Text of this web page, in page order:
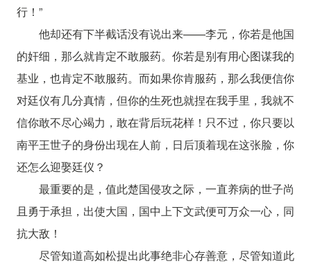
行！”
他却还有下半截话没有说出来——李元，你若是他国
的奸细，那么就肯定不敢服药。你若是别有用心图谋我的
基业，也肯定不敢服药。而如果你肯服药，那么我便信你
对廷仪有几分真情，但你的生死也就捏在我手里，我就不
信你敢不尽心竭力，敢在背后玩花样！只不过，你只要以
南平王世子的身份出现在人前，日后顶着现在这张脸，你
还怎么迎娶廷仪？
最重要的是，值此楚国侵攻之际，一直养病的世子尚
且勇于承担，出使大国，国中上下文武便可万众一心，同
抗大敌！
尽管知道高如松提出此事绝非心存善意，尽管知道此